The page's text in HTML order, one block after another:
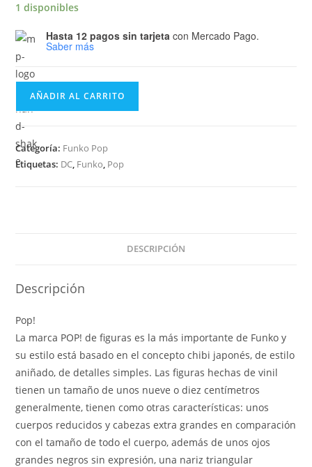
1 disponibles
Hasta 12 pagos sin tarjeta con Mercado Pago.
Saber más
Funko
Heroes
DC
Comics
AÑADIR AL CARRITO
Categoría: Funko Pop
Etiquetas: DC, Funko, Pop
DESCRIPCIÓN
Descripción
Pop!
La marca POP! de figuras es la más importante de Funko y
su estilo está basado en el concepto chibi japonés, de estilo
aniñado, de detalles simples. Las figuras hechas de vinil
tienen un tamaño de unos nueve o diez centímetros
generalmente, tienen como otras características: unos
cuerpos reducidos y cabezas extra grandes en comparación
con el tamaño de todo el cuerpo, además de unos ojos
grandes negros sin expresión, una nariz triangular